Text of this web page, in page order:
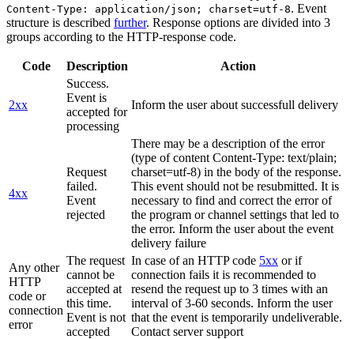
Content-Type: application/json; charset=utf-8. Event
structure is described further. Response options are divided into 3
groups according to the HTTP-response code.
Code Description Action
2xx
Success.
Event is
accepted for
processing
Inform the user about successfull delivery
4xx
Request
failed.
Event
rejected
There may be a description of the error
(type of content Content-Type: text/plain;
charset=utf-8) in the body of the response.
This event should not be resubmitted. It is
necessary to find and correct the error of
the program or channel settings that led to
the error. Inform the user about the event
delivery failure
Any other
HTTP
code or
connection
error
The request
cannot be
accepted at
this time.
Event is not
accepted
In case of an HTTP code 5xx or if
connection fails it is recommended to
resend the request up to 3 times with an
interval of 3-60 seconds. Inform the user
that the event is temporarily undeliverable.
Contact server support